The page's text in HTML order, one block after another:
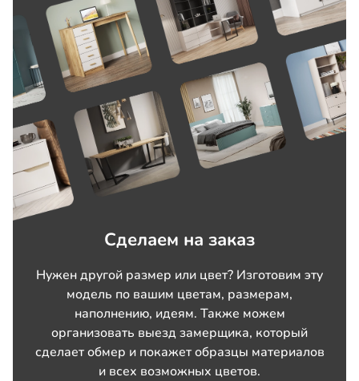
Сделаем на заказ
Нужен другой размер или цвет? Изготовим эту
модель по вашим цветам, размерам,
наполнению, идеям. Также можем
организовать выезд замерщика, который
сделает обмер и покажет образцы материалов
и всех возможных цветов.